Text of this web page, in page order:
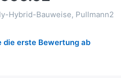
Hybrid-Bauweise, Pullmann2
die erste Bewertung ab